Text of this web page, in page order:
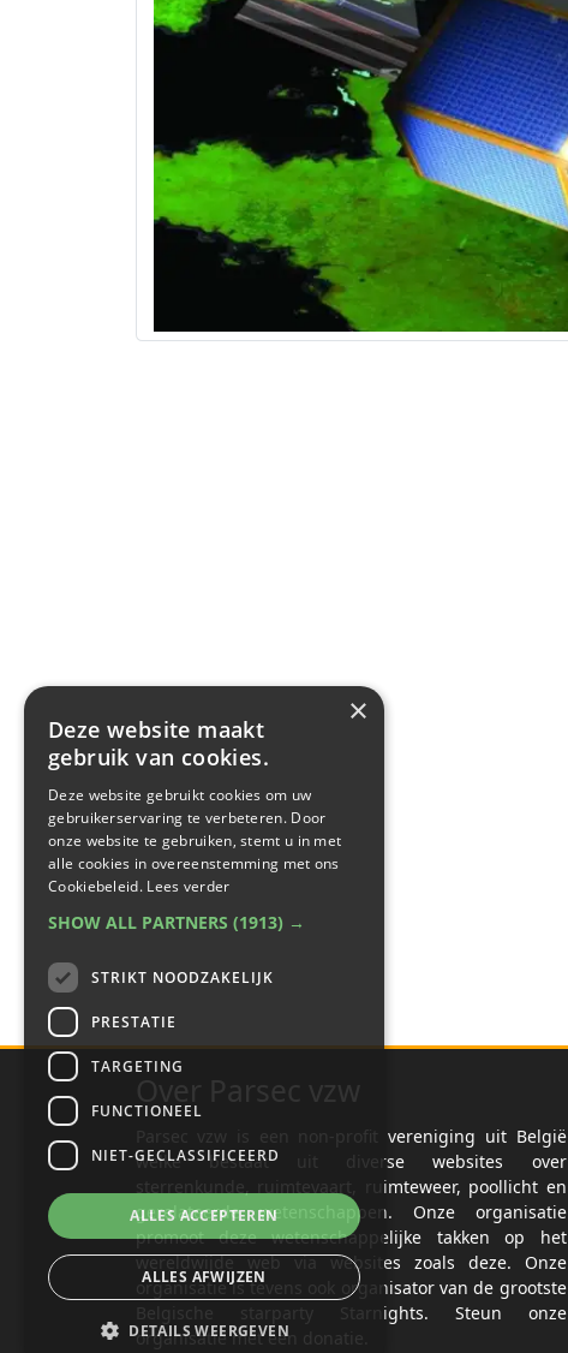
Parsec vzw is een non-profit vereniging uit België
welke bestaat uit diverse websites over
sterrenkunde, ruimtevaart, ruimteweer, poollicht en
gerelateerde wetenschappen. Onze organisatie
promoot deze wetenschappelijke takken op het
wereldwijde web via websites zoals deze. Onze
organisatie is tevens ook organisator van de grootste
Belgische starparty Starnights. Steun onze
organisatie met een donatie.
×
Deze website maakt
gebruik van cookies.
Deze website gebruikt cookies om uw
gebruikerservaring te verbeteren. Door
onze website te gebruiken, stemt u in met
alle cookies in overeenstemming met ons
Cookiebeleid. Lees verder
SHOW ALL PARTNERS (1913) →
STRIKT NOODZAKELIJK
PRESTATIE
TARGETING
FUNCTIONEEL
NIET-GECLASSIFICEERD
ALLES ACCEPTEREN
ALLES AFWIJZEN
DETAILS WEERGEVEN